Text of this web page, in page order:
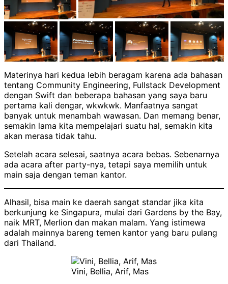
Materinya hari kedua lebih beragam karena ada bahasan
tentang Community Engineering, Fullstack Development
dengan Swift dan beberapa bahasan yang saya baru
pertama kali dengar, wkwkwk. Manfaatnya sangat
banyak untuk menambah wawasan. Dan memang benar,
semakin lama kita mempelajari suatu hal, semakin kita
akan merasa tidak tahu.
Setelah acara selesai, saatnya acara bebas. Sebenarnya
ada acara after party-nya, tetapi saya memilih untuk
main saja dengan teman kantor.
Alhasil, bisa main ke daerah sangat standar jika kita
berkunjung ke Singapura, mulai dari Gardens by the Bay,
naik MRT, Merlion dan makan malam. Yang istimewa
adalah mainnya bareng temen kantor yang baru pulang
dari Thailand.
Vini, Bellia, Arif, Mas